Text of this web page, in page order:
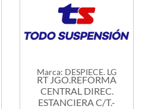
Marca: DESPIECE. LG
RT JGO.REFORMA
CENTRAL DIREC.
ESTANCIERA C/T.-